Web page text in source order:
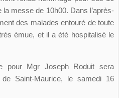
la messe de 10h00. Dans l’après-
des malades entouré de toute
émue, et il a été hospitalisé le
pour Mgr Joseph Roduit sera
Saint-Maurice, le samedi 16